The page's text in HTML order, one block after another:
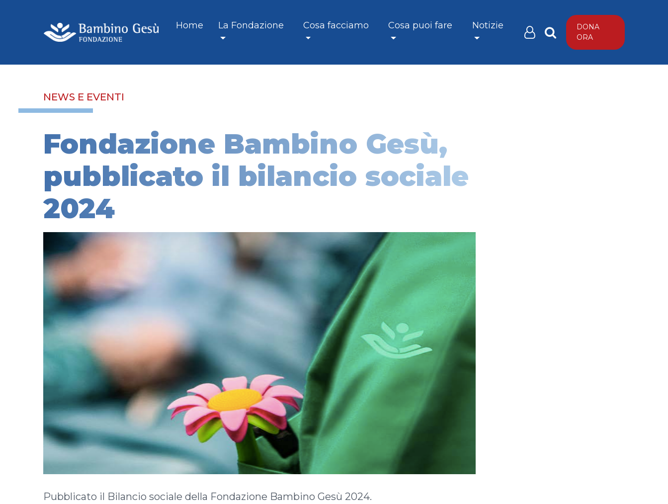
Home La Fondazione Cosa facciamo Cosa puoi fare Notizie
DONA
ORA
NEWS E EVENTI
Fondazione Bambino Gesù,
pubblicato il bilancio sociale
2024
Pubblicato il Bilancio sociale della Fondazione Bambino Gesù 2024.